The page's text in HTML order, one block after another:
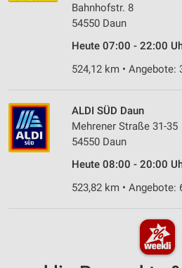
Bahnhofstr. 8
54550 Daun
Heute 07:00 - 22:00
524,12 km • Angebote:
ALDI SÜD Daun
Mehrener Straße 31-35
54550 Daun
Heute 08:00 - 20:00
523,82 km • Angebote: